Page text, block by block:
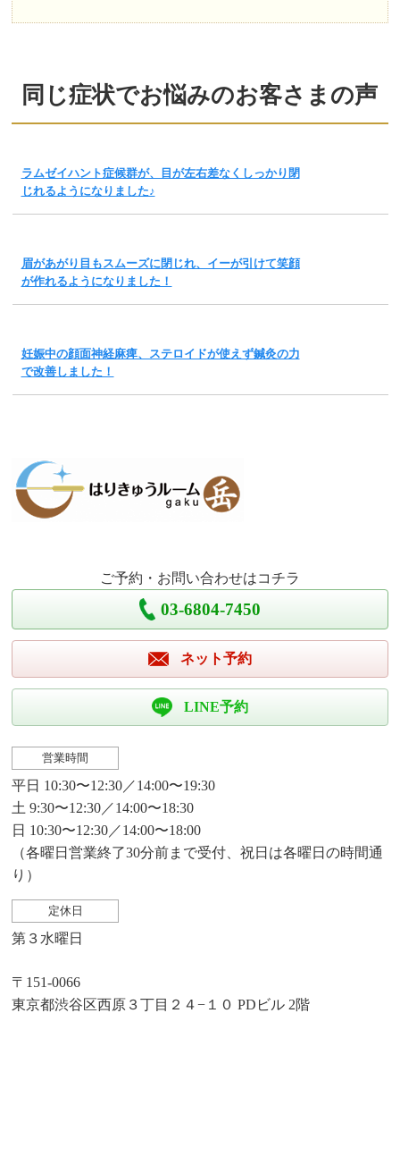
同じ症状でお悩みのお客さまの声
ラムゼイハント症候群が、目が左右差なくしっかり閉
じれるようになりました♪
眉があがり目もスムーズに閉じれ、イーが引けて笑顔
が作れるようになりました！
妊娠中の顔面神経麻痺、ステロイドが使えず鍼灸の力
で改善しました！
ご予約・お問い合わせはコチラ
03-6804-7450
ネット予約
LINE予約
営業時間
平日 10:30〜12:30／14:00〜19:30
土 9:30〜12:30／14:00〜18:30
日 10:30〜12:30／14:00〜18:00
（各曜日営業終了30分前まで受付、祝日は各曜日の時間通
り）
定休日
第３水曜日
〒151-0066
東京都渋谷区西原３丁目２４−１０ PDビル 2階